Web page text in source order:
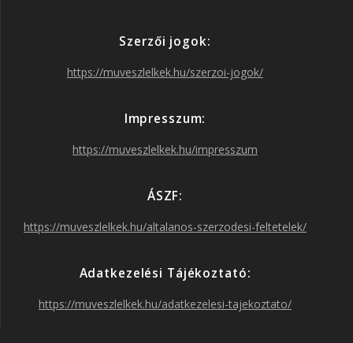
o r
a
m
r
Szerzői jogok:
https://muveszlelkek.hu/szerzoi-jogok/
Impresszum:
https://muveszlelkek.hu/impresszum
ÁSZF:
https://muveszlelkek.hu/altalanos-szerzodesi-feltetelek/
Adatkezelési Tájékoztató:
https://muveszlelkek.hu/adatkezelesi-tajekoztato/